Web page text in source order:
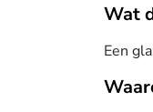
Wat
Een